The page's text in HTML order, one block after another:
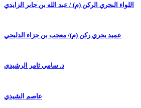
اللواء البحري الركن (م) / عبد الله بن جابر الزايدي
عميد بحري ركن (م)/ معجب بن جزاء الدلبحي
د. سامي ثامر الرشيدي
عاصم الشيدي